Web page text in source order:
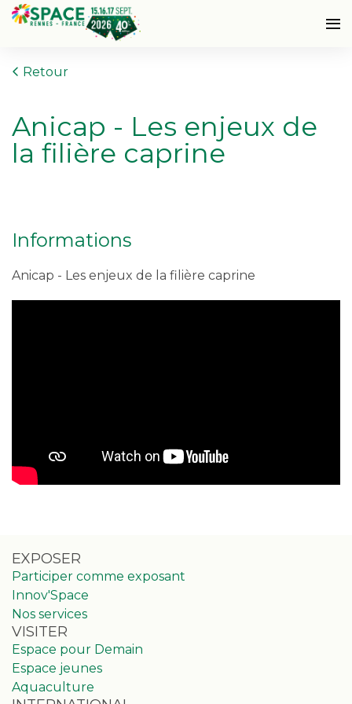
Retour
Anicap - Les enjeux de
la filière caprine
Informations
Anicap - Les enjeux de la filière caprine
EXPOSER
Participer comme exposant
Innov'Space
Nos services
VISITER
Espace pour Demain
Espace jeunes
Aquaculture